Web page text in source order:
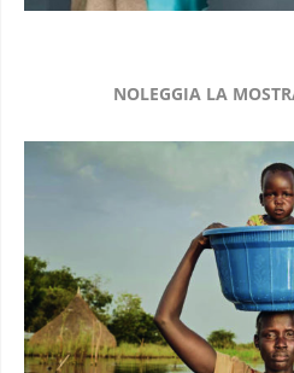
NOLEGGIA LA